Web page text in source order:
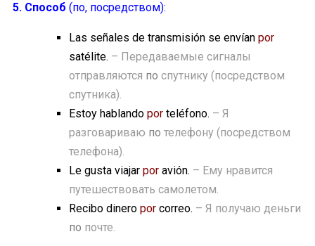
5. Способ (по, посредством):
Las señales de transmisión se envían por
satélite. – Передаваемые сигналы
отправляются по спутнику (посредством
спутника).
Estoy hablando por teléfono. – Я
разговариваю по телефону (посредством
телефона).
Le gusta viajar por avión. – Ему нравится
путешествовать самолетом.
Recibo dinero por correo. – Я получаю деньги
по почте.